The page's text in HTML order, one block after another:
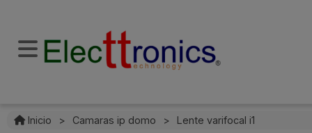
Inicio > Camaras ip domo > Lente varifocal i1